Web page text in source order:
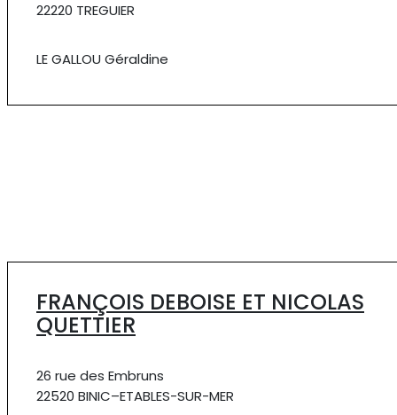
22220 TREGUIER
LE GALLOU Géraldine
FRANÇOIS DEBOISE ET NICOLAS
QUETTIER
26 rue des Embruns
22520 BINIC–ETABLES-SUR-MER